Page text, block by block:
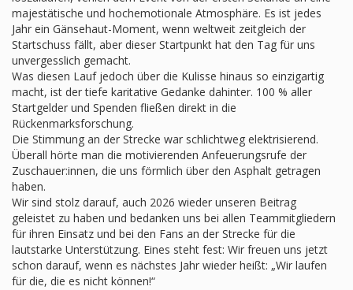
majestätische und hochemotionale Atmosphäre. Es ist jedes
Jahr ein Gänsehaut-Moment, wenn weltweit zeitgleich der
Startschuss fällt, aber dieser Startpunkt hat den Tag für uns
unvergesslich gemacht.
Was diesen Lauf jedoch über die Kulisse hinaus so einzigartig
macht, ist der tiefe karitative Gedanke dahinter. 100 % aller
Startgelder und Spenden fließen direkt in die
Rückenmarksforschung.
Die Stimmung an der Strecke war schlichtweg elektrisierend.
Überall hörte man die motivierenden Anfeuerungsrufe der
Zuschauer:innen, die uns förmlich über den Asphalt getragen
haben.
Wir sind stolz darauf, auch 2026 wieder unseren Beitrag
geleistet zu haben und bedanken uns bei allen Teammitgliedern
für ihren Einsatz und bei den Fans an der Strecke für die
lautstarke Unterstützung. Eines steht fest: Wir freuen uns jetzt
schon darauf, wenn es nächstes Jahr wieder heißt: „Wir laufen
für die, die es nicht können!“